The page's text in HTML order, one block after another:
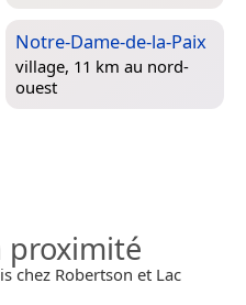
Notre-Dame-de-la-Paix
village, 11 km au nord-
ouest
proximité
chez Robertson et Lac